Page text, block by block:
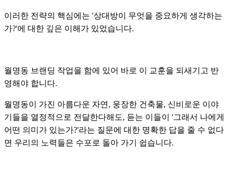
이러한 전략의 핵심에는 '상대방이 무엇을 중요하게 생각하는
가?'에 대한 깊은 이해가 있었습니다.
월명동 브랜딩 작업을 함에 있어 바로 이 교훈을 되새기고 반
영해야 합니다.
월명동이 가진 아름다운 자연, 웅장한 건축물, 신비로운 이야
기들을 열정적으로 전달한다해도, 듣는 이들이 '그래서 나에게
어떤 의미가 있는가?'라는 질문에 대한 명확한 답을 줄 수 없다
면 우리의 노력들은 수포로 돌아 가기 쉽습니다.